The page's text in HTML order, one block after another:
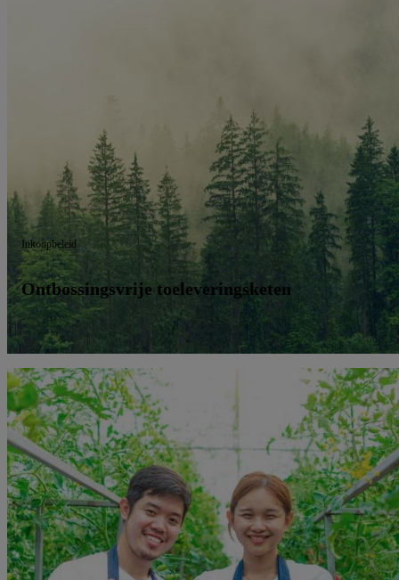
Ontbossingsvrije toeleveringsketen
Inkoopbeleid